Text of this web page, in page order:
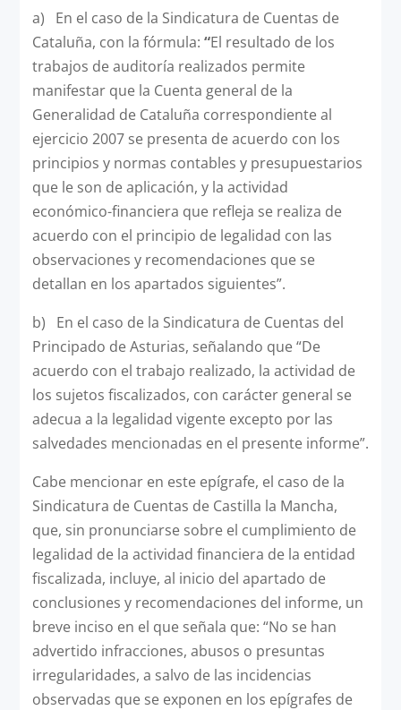
a) En el caso de la Sindicatura de Cuentas de
Cataluña, con la fórmula: “El resultado de los
trabajos de auditoría realizados permite
manifestar que la Cuenta general de la
Generalidad de Cataluña correspondiente al
ejercicio 2007 se presenta de acuerdo con los
principios y normas contables y presupuestarios
que le son de aplicación, y la actividad
económico-financiera que refleja se realiza de
acuerdo con el principio de legalidad con las
observaciones y recomendaciones que se
detallan en los apartados siguientes”.
b) En el caso de la Sindicatura de Cuentas del
Principado de Asturias, señalando que “De
acuerdo con el trabajo realizado, la actividad de
los sujetos fiscalizados, con carácter general se
adecua a la legalidad vigente excepto por las
salvedades mencionadas en el presente informe”.
Cabe mencionar en este epígrafe, el caso de la
Sindicatura de Cuentas de Castilla la Mancha,
que, sin pronunciarse sobre el cumplimiento de
legalidad de la actividad financiera de la entidad
fiscalizada, incluye, al inicio del apartado de
conclusiones y recomendaciones del informe, un
breve inciso en el que señala que: “No se han
advertido infracciones, abusos o presuntas
irregularidades, a salvo de las incidencias
observadas que se exponen en los epígrafes de